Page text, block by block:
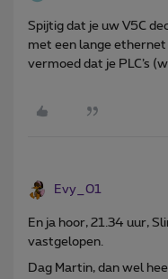
Spijtig dat je uw V5C
met een lange ethernet
vermoed dat je PLC’s
Evy_01
En ja hoor, 21.34 uur,
vastgelopen.
Dag Martin, dan wel